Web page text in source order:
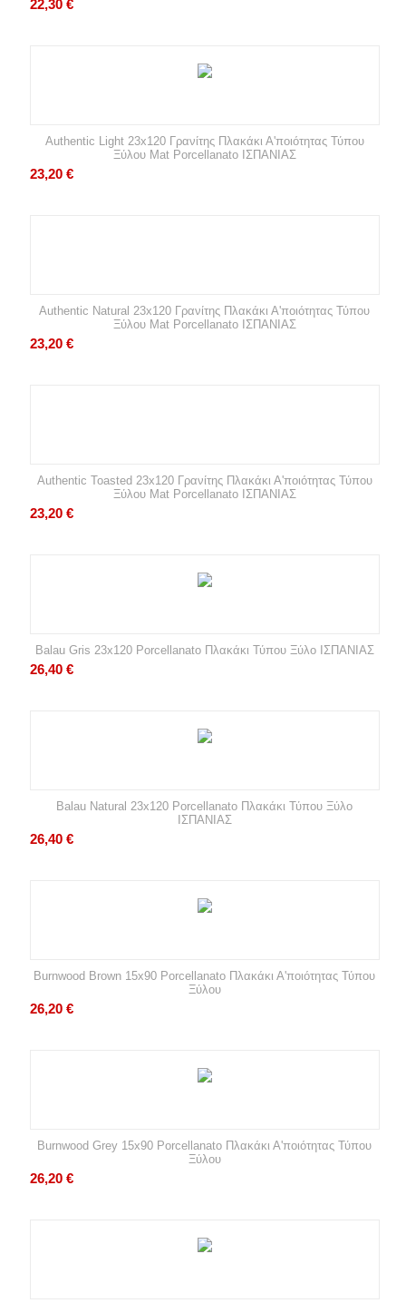
22,30 €
Authentic Light 23x120 Γρανίτης Πλακάκι Α'ποιότητας Τύπου
Ξύλου Mat Porcellanato ΙΣΠΑΝΙΑΣ
23,20 €
Authentic Natural 23x120 Γρανίτης Πλακάκι Α'ποιότητας Τύπου
Ξύλου Mat Porcellanato ΙΣΠΑΝΙΑΣ
23,20 €
Authentic Toasted 23x120 Γρανίτης Πλακάκι Α'ποιότητας Τύπου
Ξύλου Mat Porcellanato ΙΣΠΑΝΙΑΣ
23,20 €
Balau Gris 23x120 Porcellanato Πλακάκι Τύπου Ξύλο ΙΣΠΑΝΙΑΣ
26,40 €
Balau Natural 23x120 Porcellanato Πλακάκι Τύπου Ξύλο
ΙΣΠΑΝΙΑΣ
26,40 €
Burnwood Brown 15x90 Porcellanato Πλακάκι Α'ποιότητας Τύπου
Ξύλου
26,20 €
Burnwood Grey 15x90 Porcellanato Πλακάκι Α'ποιότητας Τύπου
Ξύλου
26,20 €